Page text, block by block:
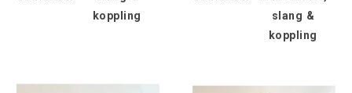
koppling
slang &
koppling